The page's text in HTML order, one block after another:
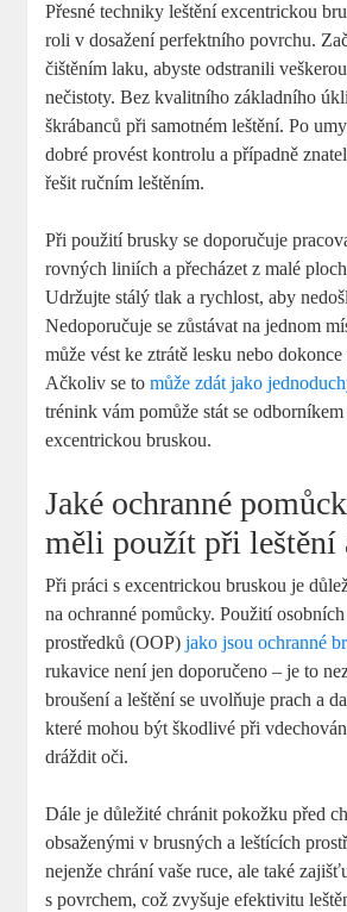
Přesné techniky leštění excentrickou
roli v dosažení perfektního povrchu.
čištěním laku, abyste odstranili
nečistoty. Bez kvalitního základního
škrábanců při samotném leštění. Po
dobré provést kontrolu a případně
řešit ručním leštěním.
Při použití brusky se doporučuje
rovných liniích a přecházet z malé
Udržujte stálý tlak a rychlost, aby
Nedoporučuje se zůstávat na jednom
může vést ke ztrátě lesku nebo
Ačkoliv se tomůže zdát jako
trénink vám pomůže stát se
excentrickou bruskou.
Jaké ochranné
měli použít při leštění
Při práci s excentrickou bruskou je
na ochranné pomůcky. Použití
prostředků (OOP)jako jsou ochranné
rukavice není jen doporučeno – je to
broušení a leštění se uvolňuje prach a
které mohou být škodlivé při
dráždit oči.
Dále je důležité chránit pokožku před
obsaženými v brusných a leštících
nejenže chrání vaše ruce, ale také
s povrchem, což zvyšuje efektivitu